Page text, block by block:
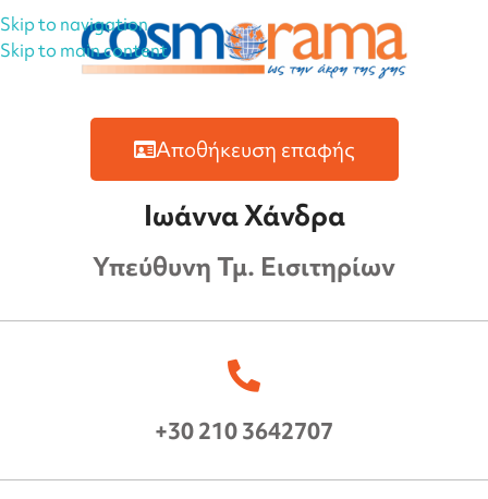
Skip to navigation
Skip to main content
Αποθήκευση επαφής
Ιωάννα Χάνδρα
Υπεύθυνη Τμ. Εισιτηρίων
+30 210 3642707